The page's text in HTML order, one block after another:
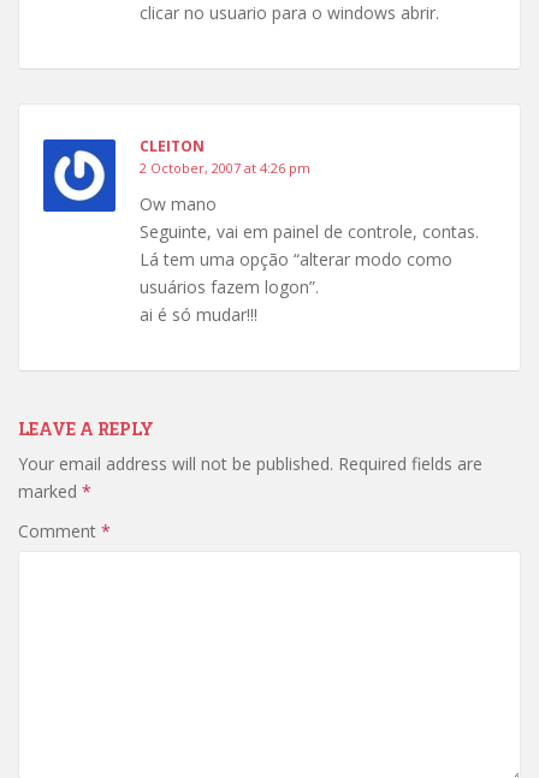
clicar no usuario para o windows abrir.
CLEITON
2 October, 2007 at 4:26 pm
Ow mano
Seguinte, vai em painel de controle, contas.
Lá tem uma opção “alterar modo como
usuários fazem logon”.
ai é só mudar!!!
LEAVE A REPLY
Your email address will not be published. Required fields are
marked *
Comment *